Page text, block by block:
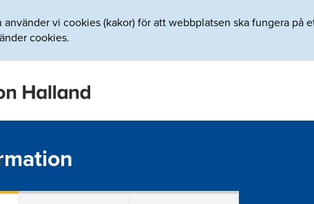
använder vi cookies (kakor) för att webbplatsen ska fungera på
cookies.